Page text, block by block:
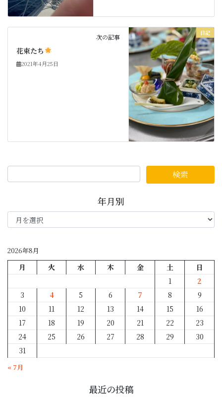
日記
次の記事
花束たち
2021年4月25日
年月別
年
月
2026年8月
月 火 水 木 金 土
日
1
2
3
4 5 6 7 8
9
10
11 12 13 14 15
16
17
18 19 20 21 22
23
24
25 26 27 28 29
30
31
« 7月
最近の投稿